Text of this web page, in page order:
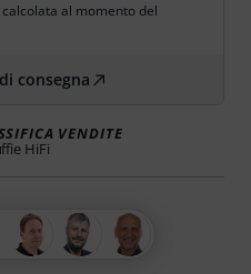
al momento del
consegna
VENDITE
HiFi